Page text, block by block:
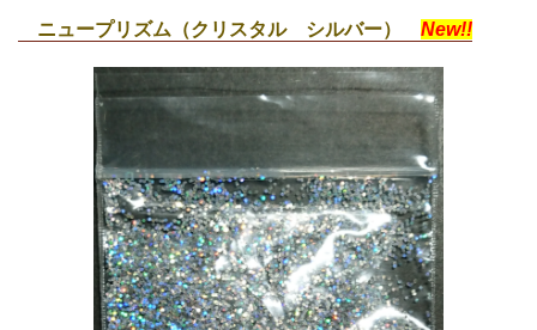
ニュープリズム（クリスタル シルバー） New!!